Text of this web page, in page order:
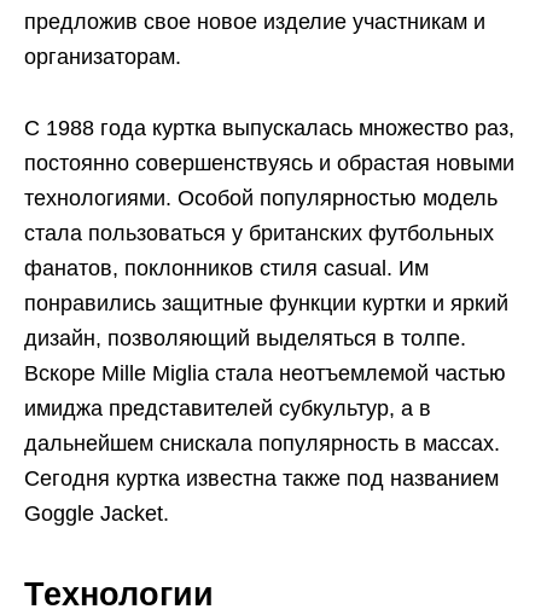
предложив свое новое изделие участникам и
организаторам.
С 1988 года куртка выпускалась множество раз,
постоянно совершенствуясь и обрастая новыми
технологиями. Особой популярностью модель
стала пользоваться у британских футбольных
фанатов, поклонников стиля casual. Им
понравились защитные функции куртки и яркий
дизайн, позволяющий выделяться в толпе.
Вскоре Mille Miglia стала неотъемлемой частью
имиджа представителей субкультур, а в
дальнейшем снискала популярность в массах.
Сегодня куртка известна также под названием
Goggle Jacket.
Технологии